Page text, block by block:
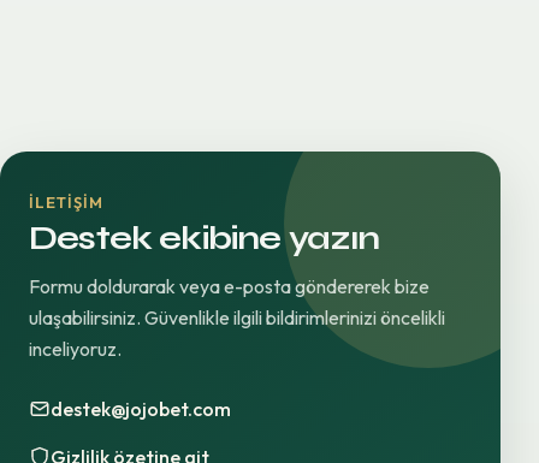
İLETIŞIM
Destek ekibine yazın
Formu doldurarak veya e-posta göndererek bize
ulaşabilirsiniz. Güvenlikle ilgili bildirimlerinizi öncelikli
inceliyoruz.
destek@jojobet.com
Gizlilik özetine git